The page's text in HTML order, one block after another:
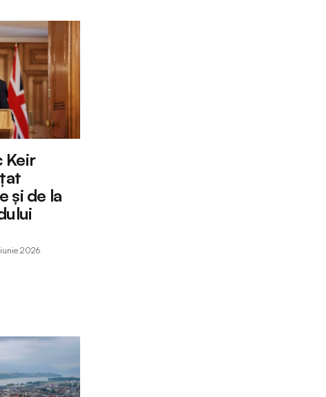
Keir
și de la
2026